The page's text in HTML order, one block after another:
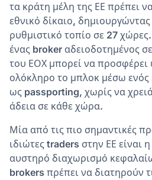
τα κράτη μέλη της ΕΕ πρέπει
εθνικό δίκαιο,
ρυθμιστικό τοπίο σε 27
ένας broker αδειοδοτημένος
του ΕΟΧ μπορεί να προσφέρει
ολόκληρο το μπλοκ μέσω
ως passporting, χωρίς να
άδεια σε κάθε χώρα.
Μία από τις πιο σημαντικές
ιδιώτες traders στην ΕΕ είναι
αυστηρό διαχωρισμό
brokers πρέπει να διατηρούν